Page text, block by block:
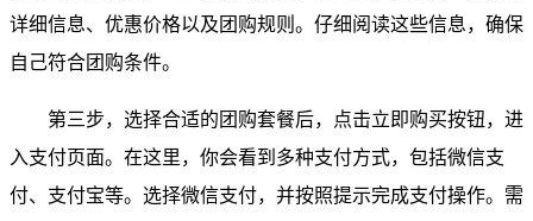
详细信息、优惠价格以及团购规则。仔细阅读这些信息，确保
自己符合团购条件。
第三步，选择合适的团购套餐后，点击立即购买按钮，进
入支付页面。在这里，你会看到多种支付方式，包括微信支
付、支付宝等。选择微信支付，并按照提示完成支付操作。需